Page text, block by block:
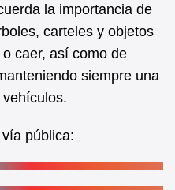
la importancia de
carteles y objetos
caer, así como de
siempre una
pública: